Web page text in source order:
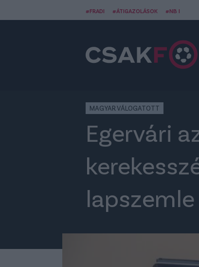
#FRADI #ÁTIGAZOLÁSOK #NB I
MAGYAR VÁLOGATOTT
Egervári
lapszemle